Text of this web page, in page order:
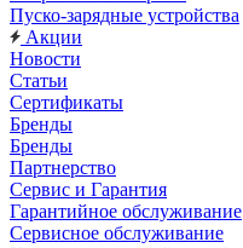
Пуско-зарядные устройства
Акции
Новости
Статьи
Сертификаты
Бренды
Бренды
Партнерство
Сервис и Гарантия
Гарантийное обслуживание
Сервисное обслуживание